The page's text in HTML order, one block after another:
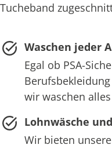
Tucheband
Waschen jeder
Egal ob PSA-
wir waschen
Lohnwäsche
Wir bieten